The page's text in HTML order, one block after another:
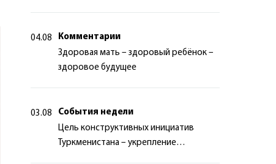
04.08
Комментарии
Здоровая мать – здоровый ребёнок –
здоровое будущее
03.08
События недели
Цель конструктивных инициатив
Туркменистана – укрепление